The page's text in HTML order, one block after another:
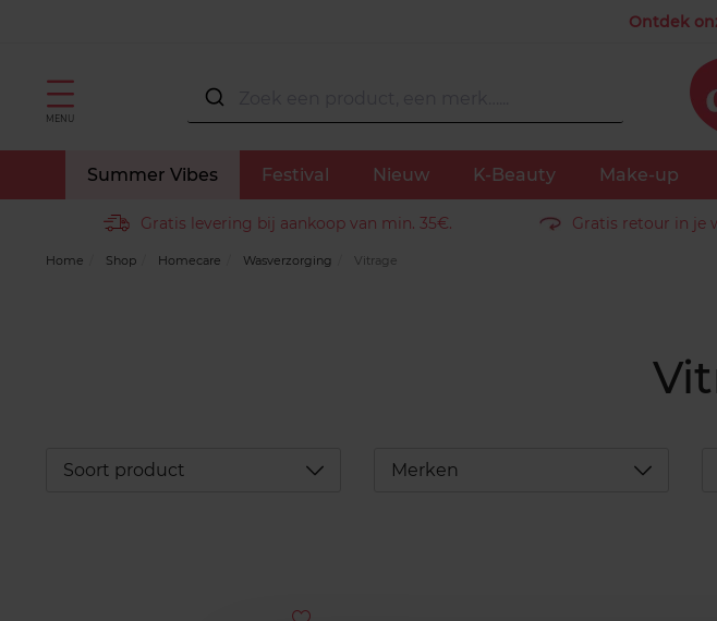
Ontdek
MENU
Summer Vibes Festival Nieuw K-Beauty Make-up
Gratis levering bij aankoop van min. 35€. Gratis retour in je
Home Shop Homecare Wasverzorging Vitrage
Soort product Déplier Merken Déplier